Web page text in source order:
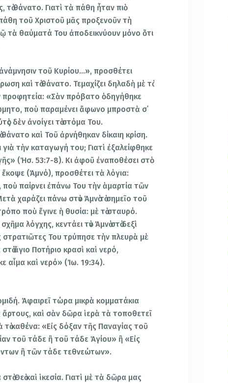
θάνατο. Γιατὶ τὰ πάθη ἦταν πιὸ
τοῦ Χριστοῦ μᾶς προξενοῦν τὴ
τὰ θαύματά Του ἀποδεικνύουν μόνο ὅτι
τοῦ Κυρίου…», προσθέτει
καὶ τὸ θάνατο. Τεμαχίζει δηλαδὴ μὲ τὸ
προφητεία: «Σὰν πρόβατο ὁδηγήθηκε
ποὺ παραμένει ἄφωνο μπροστὰ σ᾿
δὲν ἀνοίγει τὸ στόμα Του.
καὶ Τοῦ ἀρνήθηκαν δίκαιη κρίση.
γιὰ τὴν καταγωγή του; Γιατὶ ἐξαλείφθηκε
(Ἡσ. 53:7-8). Κι ἀφοῦ ἐναποθέσει στὸ
ἔκοψε (Ἀμνό), προσθέτει τὰ λόγια:
ποὺ παίρνει ἐπάνω Του τὴν ἁμαρτία τῶν
χαράζει πάνω στὸν Ἀμνὸ τὸ σημεῖο τοῦ
ποὺ ἔγινε ἡ θυσία: μὲ τὸ σταυρό.
λόγχης, κεντάει τὸν Ἀμνὸ στὸ δεξὶ
στρατιῶτες Του τρύπησε τὴν πλευρὰ μὲ
ἅγιο Ποτήριο κρασὶ καὶ νερό,
αἷμα καὶ νερό» (Ἰω. 19:34).
Ἀφαιρεῖ τώρα μικρὰ κομματάκια
ἄρτους, καὶ σὰν δῶρα ἱερὰ τὰ τοποθετεῖ
τὸ καθένα: «Εἰς δόξαν τῆς Παναγίας τοῦ
τοῦ τάδε ἢ τοῦ τάδε Ἁγίου» ἢ «Εἰς
ἢ τῶν τάδε τεθνεώτων».
Θεὸ καὶ ἱκεσία. Γιατὶ μὲ τὰ δῶρα μας